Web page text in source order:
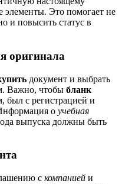
элементы. Это помогает не
и повысить статус в
оригинала
документ и выбрать
Важно, чтобы бланк
был с регистрацией и
о учебная
выпуска должны быть
с компанией и